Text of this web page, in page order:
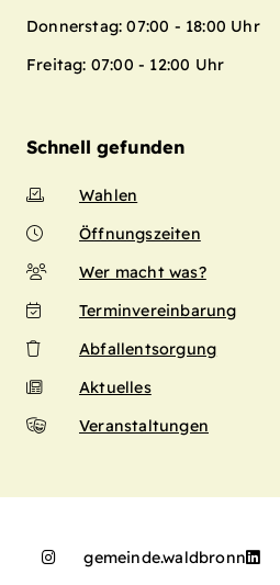
Donnerstag: 07:00 - 18:00 Uhr
Freitag: 07:00 - 12:00 Uhr
Schnell gefunden
Wahlen
Öffnungszeiten
Wer macht was?
Terminvereinbarung
Abfallentsorgung
Aktuelles
Veranstaltungen
gemeinde.waldbronn